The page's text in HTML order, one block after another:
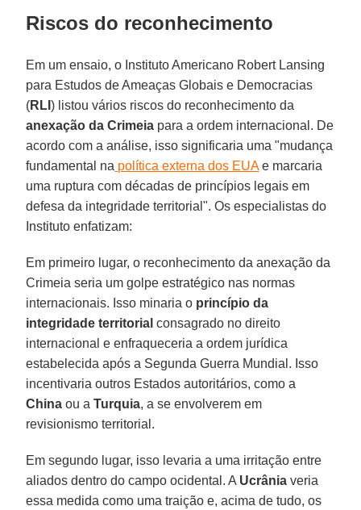
Riscos do reconhecimento
Em um ensaio, o Instituto Americano Robert Lansing
para Estudos de Ameaças Globais e Democracias
(RLI) listou vários riscos do reconhecimento da
anexação da Crimeia para a ordem internacional. De
acordo com a análise, isso significaria uma "mudança
fundamental na política externa dos EUAe marcaria
uma ruptura com décadas de princípios legais em
defesa da integridade territorial". Os especialistas do
Instituto enfatizam:
Em primeiro lugar, o reconhecimento da anexação da
Crimeia seria um golpe estratégico nas normas
internacionais. Isso minaria o princípio da
integridade territorial consagrado no direito
internacional e enfraqueceria a ordem jurídica
estabelecida após a Segunda Guerra Mundial. Isso
incentivaria outros Estados autoritários, como a
China ou aTurquia, a se envolverem em
revisionismo territorial.
Em segundo lugar, isso levaria a uma irritação entre
aliados dentro do campo ocidental. A Ucrânia veria
essa medida como uma traição e, acima de tudo, os